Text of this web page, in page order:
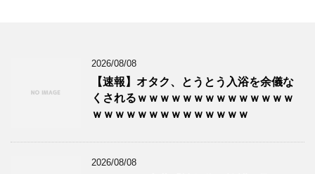
2026/08/08
【速報】オタク、とうとう入浴を余儀な
くされるｗｗｗｗｗｗｗｗｗｗｗｗｗｗ
ｗｗｗｗｗｗｗｗｗｗｗｗｗｗ
2026/08/08